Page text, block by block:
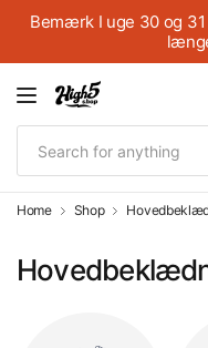
Bemærk I uge 30 og
Home Shop